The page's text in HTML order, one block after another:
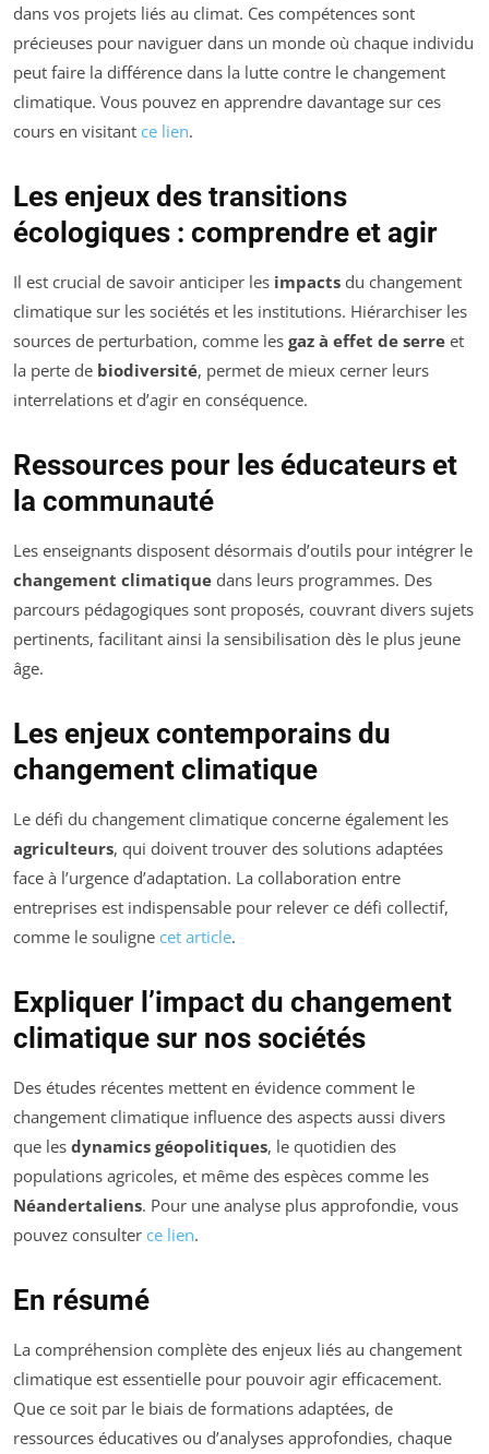
dans vos projets liés au climat. Ces compétences sont
précieuses pour naviguer dans un monde où chaque individu
peut faire la différence dans la lutte contre le changement
climatique. Vous pouvez en apprendre davantage sur ces
cours en visitant ce lien.
Les enjeux des transitions
écologiques : comprendre et agir
Il est crucial de savoir anticiper les impacts du changement
climatique sur les sociétés et les institutions. Hiérarchiser les
sources de perturbation, comme les gaz à effet de serre et
la perte de biodiversité, permet de mieux cerner leurs
interrelations et d’agir en conséquence.
Ressources pour les éducateurs et
la communauté
Les enseignants disposent désormais d’outils pour intégrer le
changement climatique dans leurs programmes. Des
parcours pédagogiques sont proposés, couvrant divers sujets
pertinents, facilitant ainsi la sensibilisation dès le plus jeune
âge.
Les enjeux contemporains du
changement climatique
Le défi du changement climatique concerne également les
agriculteurs, qui doivent trouver des solutions adaptées
face à l’urgence d’adaptation. La collaboration entre
entreprises est indispensable pour relever ce défi collectif,
comme le souligne cet article.
Expliquer l’impact du changement
climatique sur nos sociétés
Des études récentes mettent en évidence comment le
changement climatique influence des aspects aussi divers
que les dynamics géopolitiques, le quotidien des
populations agricoles, et même des espèces comme les
Néandertaliens. Pour une analyse plus approfondie, vous
pouvez consulter ce lien.
En résumé
La compréhension complète des enjeux liés au changement
climatique est essentielle pour pouvoir agir efficacement.
Que ce soit par le biais de formations adaptées, de
ressources éducatives ou d’analyses approfondies, chaque